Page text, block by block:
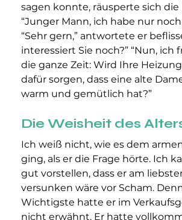
sagen konnte, räusperte sich die
“Junger Mann, ich habe nur noch
“Sehr gern,” antwortete er
interessiert Sie noch?” “Nun, ich
die ganze Zeit: Wird Ihre
dafür sorgen, dass eine alte
warm und gemütlich hat?”
Die Weisheit des
Ich weiß nicht, wie es dem
ging, als er die Frage hörte. Ich
gut vorstellen, dass er am
versunken wäre vor Scham.
Wichtigste hatte er im
nicht erwähnt. Er hatte